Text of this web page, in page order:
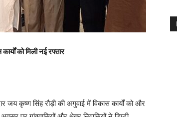
को मिली नई रफ्तार
जय कृष्ण सिंह रौड़ी की अगुवाई में विकास कार्यों को और